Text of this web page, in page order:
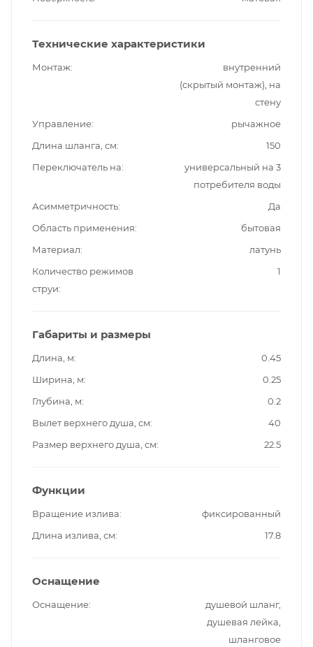
Технические характеристики
Монтаж
внутренний
(скрытый монтаж), на
стену
Управление
рычажное
Длина шланга, см
150
Переключатель на
универсальный на 3
потребителя воды
Асимметричность
Да
Область применения
бытовая
Материал
латунь
Количество режимов
струи
1
Габариты и размеры
Длина, м
0.45
Ширина, м
0.25
Глубина, м
0.2
Вылет верхнего душа, см
40
Размер верхнего душа, см
22.5
Функции
Вращение излива
фиксированный
Длина излива, см
17.8
Оснащение
Оснащение
душевой шланг,
душевая лейка,
шланговое